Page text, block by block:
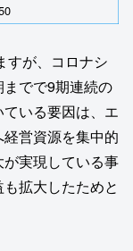
すが、コロナシ
でで9期連続の
いる要因は、エ
営資源を集中的
実現している事
拡大したためと